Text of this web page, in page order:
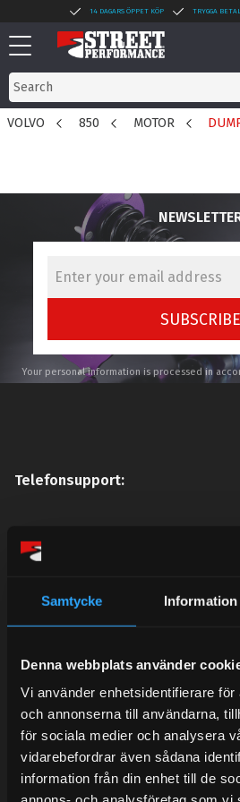
Samtycke Information
Denna webbplats använder
Vi använder enhetsidentifierare
och annonserna till användarna,
för sociala medier och analysera
vidarebefordrar även sådana
information från din enhet till de
Menu
14 DAGARS ÖPPET KÖP TRYGGA
VOLVO 850 MOTOR
SUBSCRIBE
Your personal information is processed in
Telefonsupport:
Mån-Tors: 10:30-15:00
Tel: 031- 51 66 60
BLOG